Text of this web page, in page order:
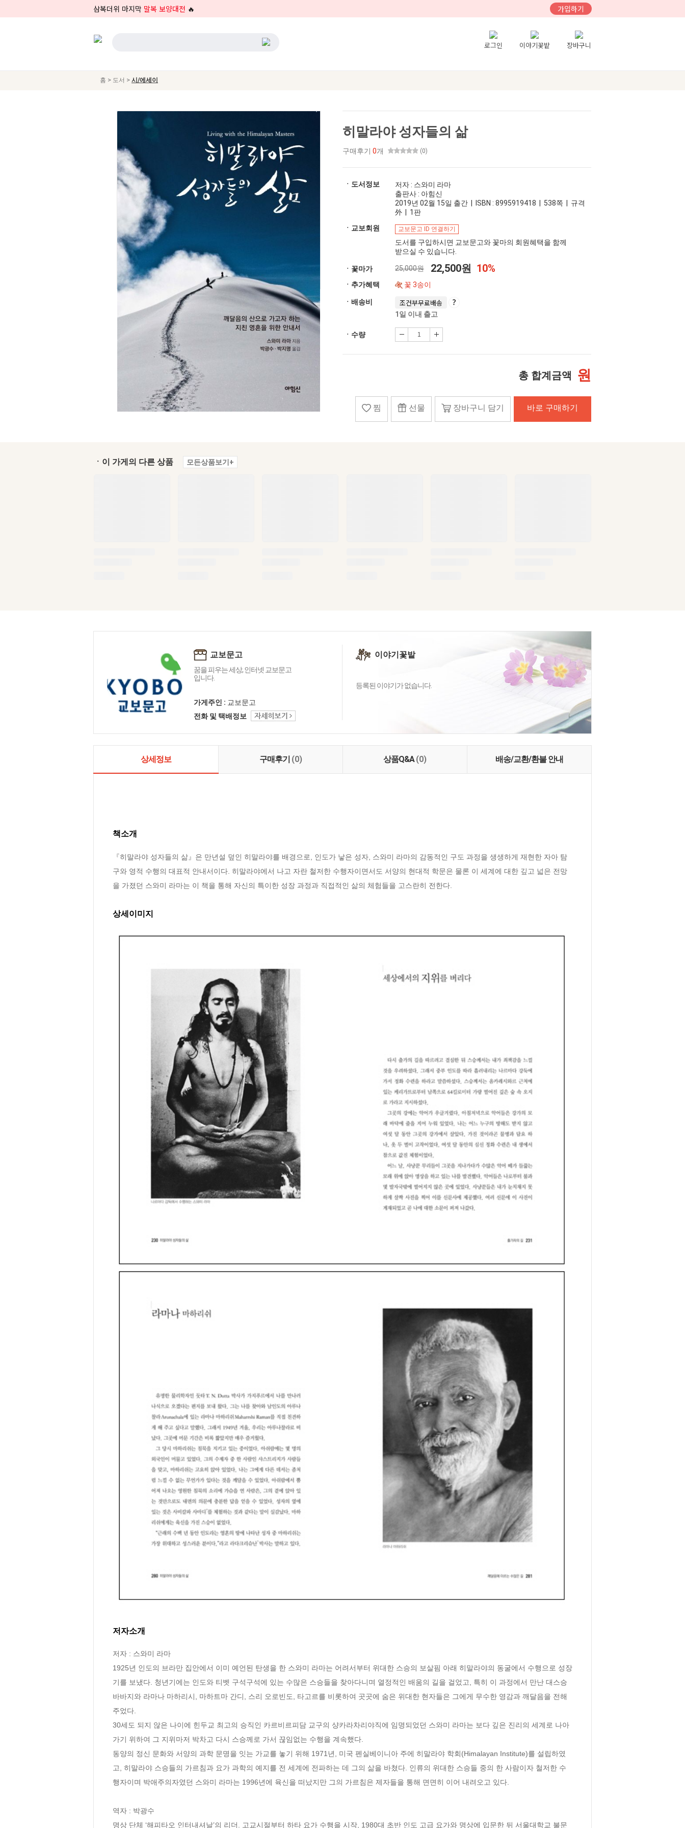
삼복더위 마지막 말복 보양대전 🔥 가입하기
로그인 이야기꽃밭 장바구니
홈 > 도서 > 시/에세이
히말라야 성자들의 삶
구매후기 0개 (0)
ㆍ도서정보
저자 : 스와미 라마
출판사 : 아힘신
2019년 02월 15일 출간 | ISBN : 8995919418 | 538쪽 | 규격
外 | 1판
ㆍ교보회원
교보문고 ID 연결하기
도서를 구입하시면 교보문고와 꽃마의 회원혜택을 함께
받으실 수 있습니다.
ㆍ꽃마가 25,000원 22,500원 10%
ㆍ추가혜택 꽃 3송이
ㆍ배송비 조건부무료배송
1일 이내 출고
ㆍ수량
총 합계금액 원
찜 선물 장바구니 담기 바로 구매하기
ㆍ이 가게의 다른 상품 모든상품보기+
교보문고
꿈을 피우는 세상, 인터넷 교보문고
입니다.
가게주인 : 교보문고
전화 및 택배정보
이야기꽃밭
등록된 이야기가 없습니다.
상세정보 구매후기 (0) 상품Q&A(0) 배송/교환/환불 안내
책소개
『히말라야 성자들의 삶』은 만년설 덮인 히말라야를 배경으로, 인도가 낳은 성자, 스와미 라마의 감동적인 구도 과정을 생생하게 재현한 자아 탐
구와 영적 수행의 대표적 안내서이다. 히말라야에서 나고 자란 철저한 수행자이면서도 서양의 현대적 학문은 물론 이 세계에 대한 깊고 넓은 전망
을 가졌던 스와미 라마는 이 책을 통해 자신의 특이한 성장 과정과 직접적인 삶의 체험들을 고스란히 전한다.
상세이미지
저자소개
저자 : 스와미 라마
1925년 인도의 브라만 집안에서 이미 예언된 탄생을 한 스와미 라마는 어려서부터 위대한 스승의 보살핌 아래 히말라야의 동굴에서 수행으로 성장
기를 보냈다. 청년기에는 인도와 티벳 구석구석에 있는 수많은 스승들을 찾아다니며 열정적인 배움의 길을 걸었고, 특히 이 과정에서 만난 대스승
바바지와 라마나 마하리시, 마하트마 간디, 스리 오로빈도, 타고르를 비롯하여 곳곳에 숨은 위대한 현자들은 그에게 무수한 영감과 깨달음을 전해
주었다.
30세도 되지 않은 나이에 힌두교 최고의 승직인 카르비르피담 교구의 샹카라차리야직에 임명되었던 스와미 라마는 보다 깊은 진리의 세계로 나아
가기 위하여 그 지위마저 박차고 다시 스승께로 가서 끊임없는 수행을 계속했다.
동양의 정신 문화와 서양의 과학 문명을 잇는 가교를 놓기 위해 1971년, 미국 펜실베이니아 주에 히말라야 학회(Himalayan Institute)를 설립하였
고, 히말라야 스승들의 가르침과 요가 과학의 예지를 전 세계에 전파하는 데 그의 삶을 바쳤다. 인류의 위대한 스승들 중의 한 사람이자 철저한 수
행자이며 박애주의자였던 스와미 라마는 1996년에 육신을 떠났지만 그의 가르침은 제자들을 통해 면면히 이어 내려오고 있다.
역자 : 박광수
명상 단체 ‘해피타오 인터내셔날’의 리더. 고교시절부터 하타 요가 수행을 시작, 1980대 초반 인도 고급 요가와 명상에 입문한 뒤 서울대학교 불문